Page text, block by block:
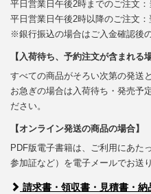
平日営業日午後2時までのご注文：
平日営業日午後2時以降のご注文
※銀行振込の場合はご入金確認後
【入荷待ち、予約注文が含まれる場
すべての商品がそろい次第の発送
お急ぎの場合は入荷待ち・発売予
ださい。
【オンライン発送の商品の場合】
PDF版電子書籍は、ご利用にあた
参加証など）を電子メールでお送
請求書・領収書・見積書・納